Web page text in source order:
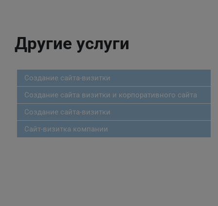
Другие услуги
Создание сайта-визитки
Создание сайта визитки и корпоративного сайта
Создание сайта-визитки
Сайт-визитка компании